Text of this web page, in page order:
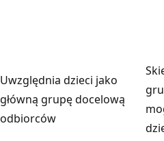
Uwzględnia dzieci jako
główną grupę docelową
odbiorców